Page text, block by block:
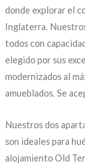
donde explorar el
Inglaterra.
todos con
elegido por sus
modernizados al
amueblados. Se
Nuestros dos
son ideales para
alojamiento Old